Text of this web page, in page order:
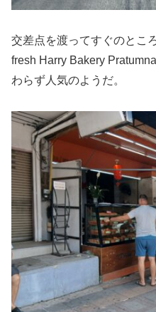
交差点を渡ってすぐのとこ
fresh Harry Bakery
わらず人気のようだ。